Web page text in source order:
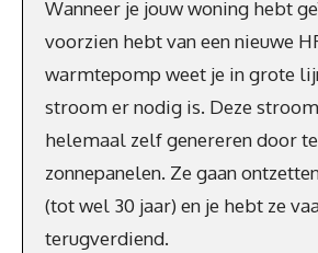
Wanneer je jouw woning hebt
voorzien hebt van een nieuwe
warmtepomp weet je in grote
stroom er nodig is. Deze
helemaal zelf genereren door
zonnepanelen. Ze gaan
(tot wel 30 jaar) en je hebt ze
terugverdiend.